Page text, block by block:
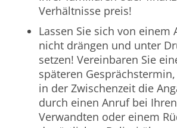
Verhältnisse preis!
Lassen Sie sich von einem
nicht drängen und unter
setzen! Vereinbaren Sie
späteren
in der Zwischenzeit die
durch einen Anruf bei Ihren
Verwandten oder einem